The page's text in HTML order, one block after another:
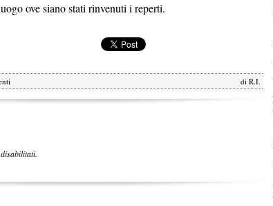
ove siano stati rinvenuti i reperti.
di R.I.